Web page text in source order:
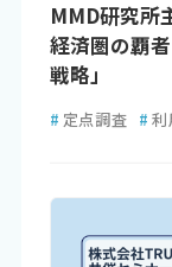
MMD研究所
経済圏の覇
戦略」
# 定点調査 # 利